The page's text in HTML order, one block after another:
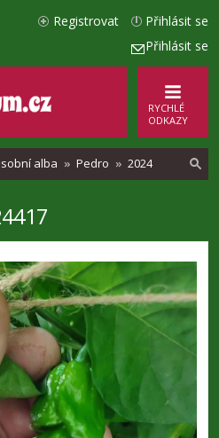
Přihlásit se
Přihlásit se
Registrovat
RYCHLÉ
ODKAZY
alba Pedro 2024
e